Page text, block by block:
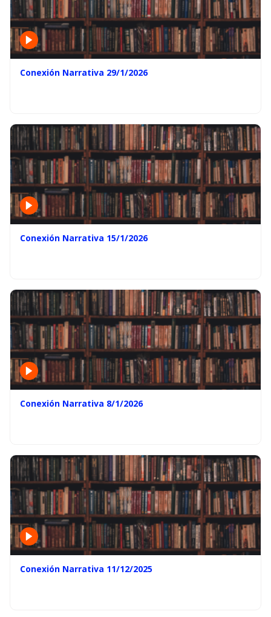
Conexión Narrativa 29/1/2026
Conexión Narrativa 15/1/2026
Conexión Narrativa 8/1/2026
Conexión Narrativa 11/12/2025